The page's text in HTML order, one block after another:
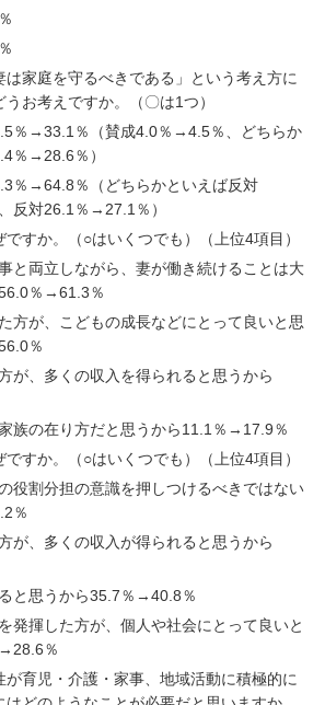
は家庭を守るべきである」という考え方に
お考えですか。（〇は1つ）
％→33.1％（賛成4.0％→4.5％、どちらか
％→28.6％）
％→64.8％（どちらかといえば反対
反対26.1％→27.1％）
すか。（○はいくつでも）（上位4項目）
と両立しながら、妻が働き続けることは大
％→61.3％
方が、こどもの成長などにとって良いと思
％
が、多くの収入を得られると思うから
族の在り方だと思うから11.1％→17.9％
すか。（○はいくつでも）（上位4項目）
役割分担の意識を押しつけるべきではない
％
が、多くの収入が得られると思うから
と思うから35.7％→40.8％
発揮した方が、個人や社会にとって良いと
％
が育児・介護・家事、地域活動に積極的に